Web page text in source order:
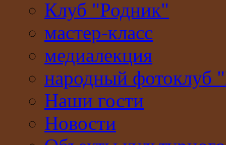
Клуб "Родник"
мастер-класс
медиалекция
народный фотоклуб
Наши гости
Новости